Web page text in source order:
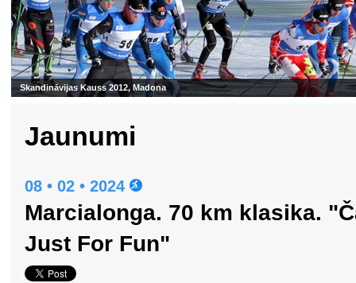
Jaunumi
08 • 02 • 2024
Marcialonga. 70 km klasika.
Just For Fun"